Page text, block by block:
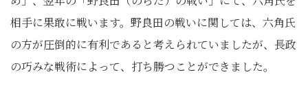
相手に果敢に戦います。野良田の戦いに関しては、六角氏
の方が圧倒的に有利であると考えられていましたが、長政
の巧みな戦術によって、打ち勝つことができました。